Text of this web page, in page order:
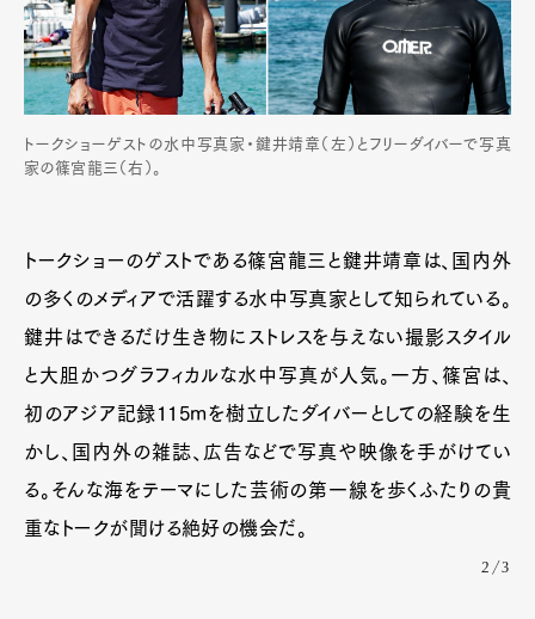
GourmetCars
Product CultureLifestyle
Pen Membership
Magazine
Official Columnist
About
トークショーゲストの水中写真家・鍵井靖章（左）とフリーダイバーで写真
家の篠宮龍三（右）。
トークショーのゲストである篠宮龍三と鍵井靖章は、国内外
の多くのメディアで活躍する水中写真家として知られている。
鍵井はできるだけ生き物にストレスを与えない撮影スタイル
と大胆かつグラフィカルな水中写真が人気。一方、篠宮は、
初のアジア記録115mを樹立したダイバーとしての経験を生
かし、国内外の雑誌、広告などで写真や映像を手がけてい
る。そんな海をテーマにした芸術の第一線を歩くふたりの貴
重なトークが聞ける絶好の機会だ。
2/3